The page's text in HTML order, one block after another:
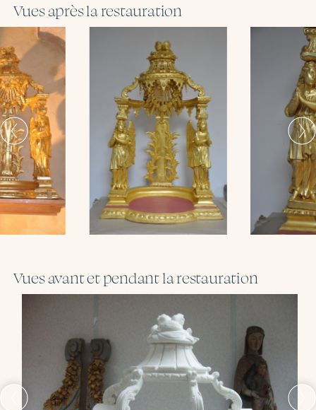
Vues après la restauration
Vues avant et pendant la restauration